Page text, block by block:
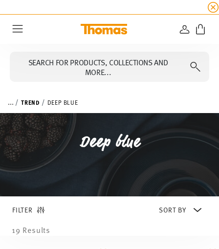
☀️ Up to 45% discount on all
LOGIN
SEARCH FOR PRODUCTS, COLLECTIONS AND
MORE...
... TREND DEEP BLUE
Deep blue
FILTER
19 Results